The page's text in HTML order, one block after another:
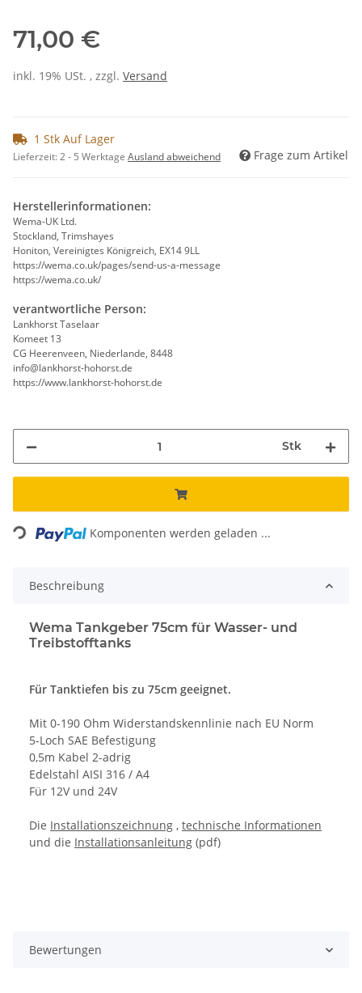
71,00 €
inkl. 19% USt. , zzgl. Versand
1 Stk Auf Lager
Lieferzeit:2 - 5 Werktage Ausland abweichend Frage zum Artikel
Herstellerinformationen:
Wema-UK Ltd.
Stockland, Trimshayes
Honiton, Vereinigtes Königreich, EX14 9LL
https://wema.co.uk/pages/send-us-a-message
https://wema.co.uk/
verantwortliche Person:
Lankhorst Taselaar
Komeet 13
CG Heerenveen, Niederlande, 8448
info@lankhorst-hohorst.de
https://www.lankhorst-hohorst.de
Stk
Loading... Komponenten werden geladen ...
Beschreibung
Wema Tankgeber 75cm für Wasser- und
Treibstofftanks
Für Tanktiefen bis zu 75cm geeignet.
Mit 0-190 Ohm Widerstandskennlinie nach EU Norm
5-Loch SAE Befestigung
0,5m Kabel 2-adrig
Edelstahl AISI 316 / A4
Für 12V und 24V
Die Installationszeichnung , technische Informationen
und die Installationsanleitung (pdf)
Bewertungen